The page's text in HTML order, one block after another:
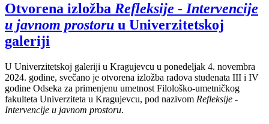
Otvorena izložba Refleksije - Intervencije
u javnom prostoru u Univerzitetskoj
galeriji
U Univerzitetskoj galeriji u Kragujevcu u ponedeljak 4. novembra
2024. godine, svečano je otvorena izložba radova studenata III i IV
godine Odseka za primenjenu umetnost Filološko-umetničkog
fakulteta Univerziteta u Kragujevcu, pod nazivom Refleksije -
Intervencije u javnom prostoru.